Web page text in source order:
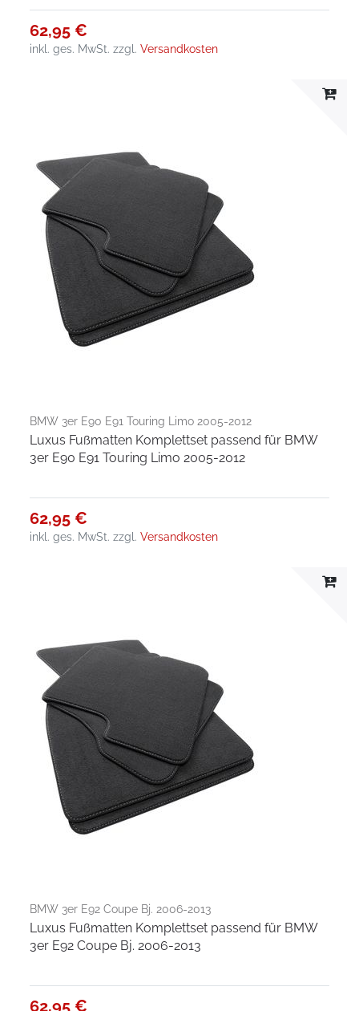
62,95 €
inkl. ges. MwSt. zzgl.Versandkosten
BMW 3er E90 E91 Touring Limo 2005-2012
Luxus Fußmatten Komplettset passend für BMW
3er E90 E91 Touring Limo 2005-2012
62,95 €
inkl. ges. MwSt. zzgl.Versandkosten
BMW 3er E92 Coupe Bj. 2006-2013
Luxus Fußmatten Komplettset passend für BMW
3er E92 Coupe Bj. 2006-2013
62,95 €